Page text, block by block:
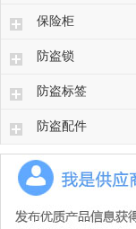
保险柜
防盗锁
防盗标签
防盗配件